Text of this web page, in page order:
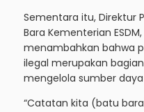
Sementara itu, Direktur
Bara Kementerian
menambahkan bahwa
ilegal merupakan
mengelola sumber
“Catatan kita (batu